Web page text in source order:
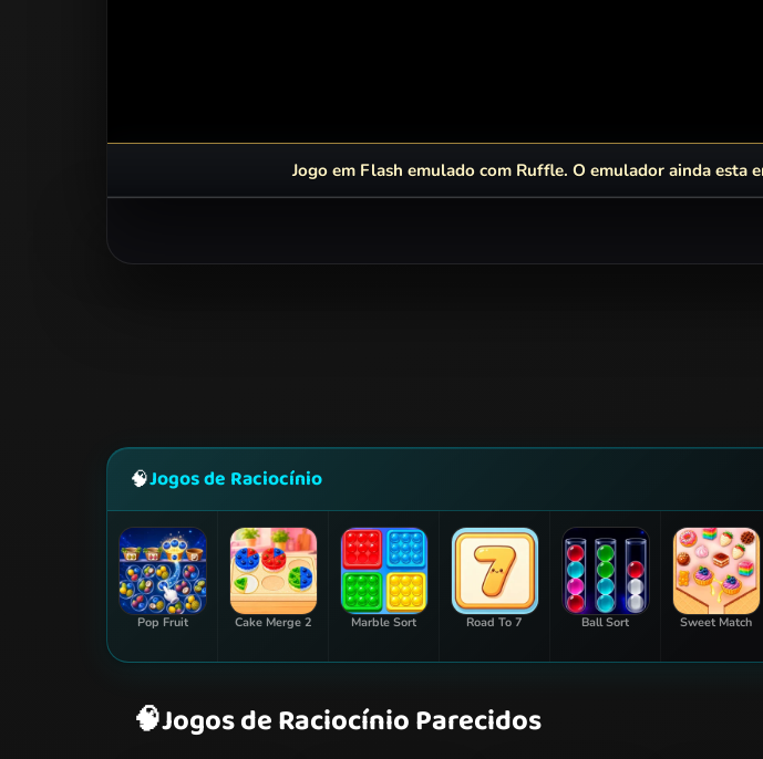
Jogo em Flash emulado com Ruffle. O emulador ainda esta
🧠Jogos de Raciocínio
Pop Fruit Cake Merge 2 Marble Sort Road To 7 Ball Sort Sweet Match
🧠Jogos de Raciocínio Parecidos